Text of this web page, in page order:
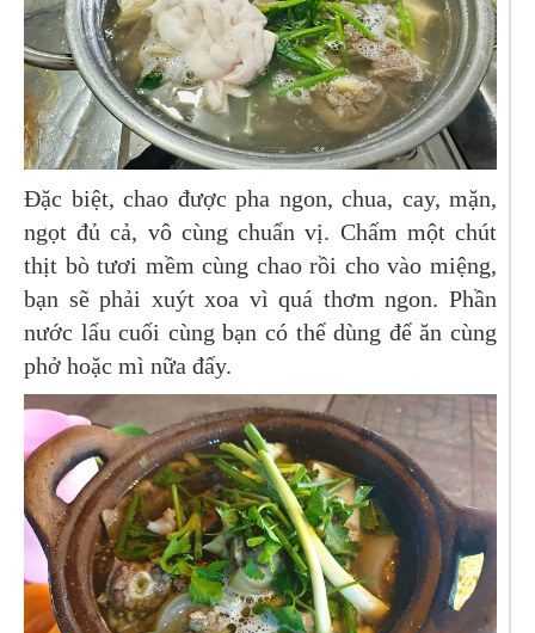
Đặc biệt, chao được pha ngon, chua, cay, mặn,
ngọt đủ cả, vô cùng chuẩn vị. Chấm một chút
thịt bò tươi mềm cùng chao rồi cho vào miệng,
bạn sẽ phải xuýt xoa vì quá thơm ngon. Phần
nước lẩu cuối cùng bạn có thể dùng để ăn cùng
phở hoặc mì nữa đấy.